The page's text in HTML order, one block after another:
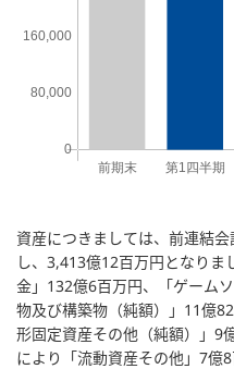
資産につきましては、前連結
し、3,413億12百万円となり
金」132億6百万円、「ゲーム
物及び構築物（純額）」11億
形固定資産その他（純額）」9
により「流動資産その他」7億